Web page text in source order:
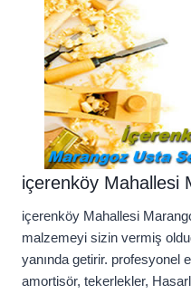
içerenköy Mahallesi
içerenköy Mahallesi
malzemeyi sizin vermiş
yanında getirir. profesyonel
amortisör, tekerlekler,